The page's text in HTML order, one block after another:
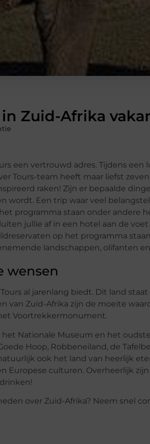
Zuid-Afrika
een vertrouwd adres. Tijdens
Tours-team heeft maar liefst
raken! Zijn er bepaalde
wordt. Een trip waar veel
programma staan onder andere
jullie af in een hotel aan de
op het programma
landschappen, olifanten
wensen
Tours al jarenlang biedt. Dit land
van Zuid-Afrika zijn de moeite
Voortrekkermonument.
Nationale Museum en het
Hoop, Robbeneiland, de
ook het land van heerlijk
Europese culturen. Overheerlijk
over Zuid-Afrika? Neem snel